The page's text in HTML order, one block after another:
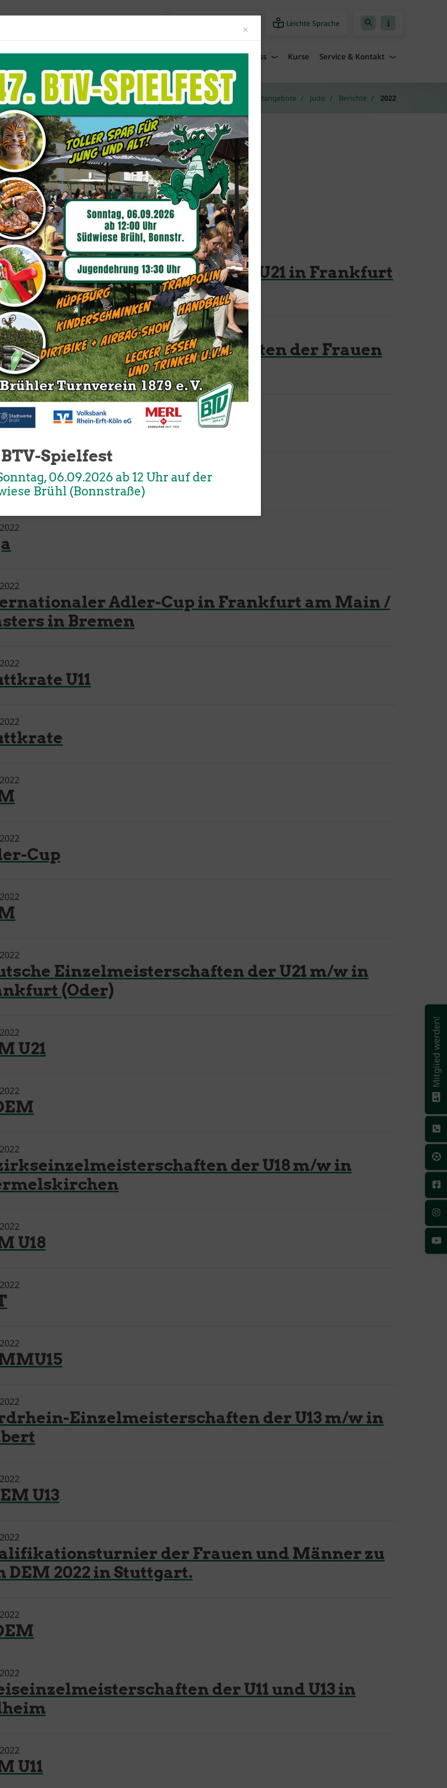
Leichte Sprache
Unser Verein Aktuelles Sportangebote Fitness Kurse Service & Kontakt
Du befindest dich hier: Sportangebote Judo Berichte 2022
2022
Judo
Einzelmeisterschaft der U21 in Frankfurt
Einzelmeisterschaften der Frauen
Männer in Herne
der Männer
Adler-Cup in Frankfurt am Main /
in Bremen
U11
Cup
Einzelmeisterschaften der U21 m/w in
(Oder)
U21
der U18 m/w in
U18
Einzelmeisterschaften der U13 m/w in
U13
der Frauen und Männer zu
DEM 2022 in Stuttgart.
der U11 und U13 in
U11
Mitglied werden!
Unser Sportangebot
Sportsuche
× Close
BTV-Spielfest
06.09.2026 ab 12 Uhr auf der
Brühl (Bonnstraße)